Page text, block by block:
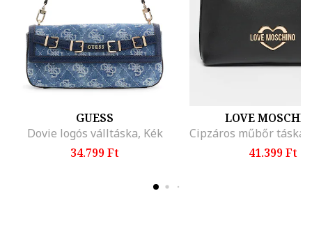
GUESS
Dovie logós válltáska, Kék
34.799 Ft
LOVE
41.399 Ft